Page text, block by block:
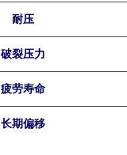
耐压
破裂压力
疲劳寿命
长期偏移